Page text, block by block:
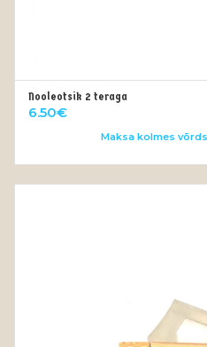
Nooleotsik 2 teraga
6.50€
Maksa kolmes